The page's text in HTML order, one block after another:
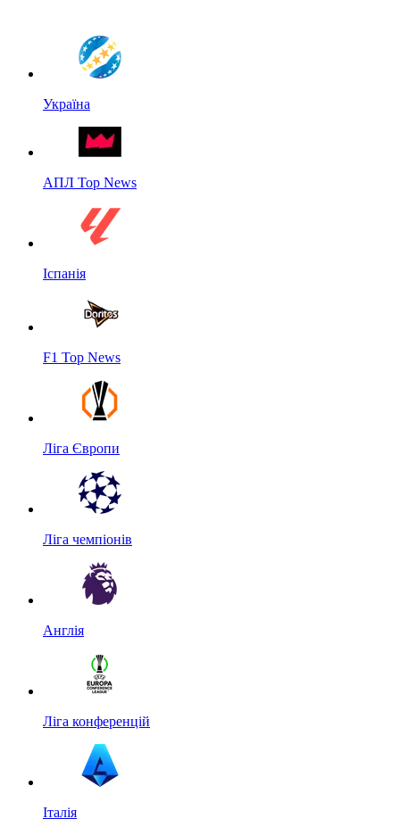
Україна
АПЛ Top News
Іспанія
F1 Top News
Ліга Європи
Ліга чемпіонів
Англія
Ліга конференцій
Італія